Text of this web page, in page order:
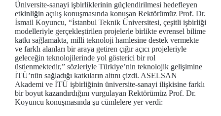
Üniversite-sanayi işbirliklerinin güçlendirilmesi hedefleyen
etkinliğin açılış konuşmasında konuşan Rektörümüz Prof. Dr.
İsmail Koyuncu, “İstanbul Teknik Üniversitesi, çeşitli işbirliği
modelleriyle gerçekleştirilen projelerle birlikte evrensel bilime
katkı sağlamakta, milli teknoloji hamlesine destek vermekte
ve farklı alanları bir araya getiren çığır açıcı projeleriyle
geleceğin teknolojilerinde yol gösterici bir rol
üstlenmektedir,” sözleriyle Türkiye’nin teknolojik gelişimine
İTÜ’nün sağladığı katkıların altını çizdi. ASELSAN
Akademi ve İTÜ işbirliğinin üniversite-sanayi ilişkisine farklı
bir boyut kazandırdığını vurgulayan Rektörümüz Prof. Dr.
Koyuncu konuşmasında şu cümlelere yer verdi: